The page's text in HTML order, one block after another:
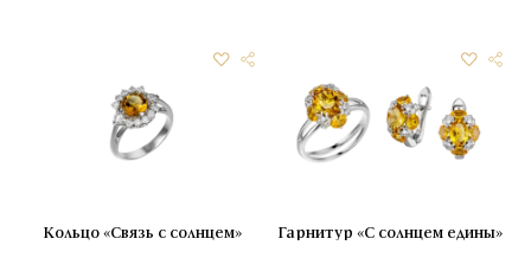
Кольцо «Связь с солнцем» Серьги «Связь с солнцем»
Гарнитур «С солнцем едины»